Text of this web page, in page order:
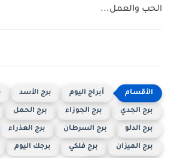
الحب والعمل...
أبراج اليوم برج الأسد
برج الجدي برج الجوزاء برج الحمل
برج الدلو برج السرطان برج العذراء
برج الميزان برج فلكي برجك اليوم